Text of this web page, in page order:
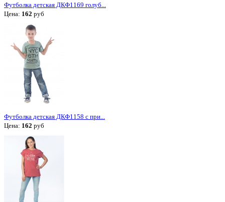
Футболка детская ДКФ1169 голуб...
Цена: 162 руб
Футболка детская ДКФ1158 с при...
Цена: 162 руб